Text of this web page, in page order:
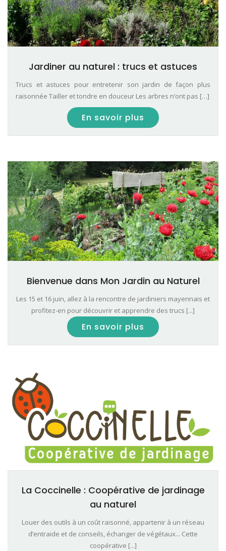
Jardiner au naturel : trucs et astuces
Trucs et astuces pour entretenir son jardin de façon plus
raisonnée Tailler et tondre en douceur Les arbres n’ont pas […]
En savoir plus
Bienvenue dans Mon Jardin au Naturel
Les 15 et 16 juin, allez à la rencontre de jardiniers mayennais et
profitez-en pour découvrir et apprendre des trucs [...]
En savoir plus
La Coccinelle : Coopérative de jardinage
au naturel
Louer des outils à un coût raisonné, appartenir à un réseau
d’entraide et de conseils, échanger de végétaux... Cette
coopérative [...]